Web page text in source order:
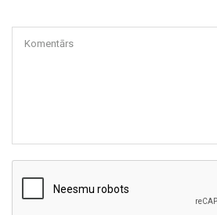
Komentārs